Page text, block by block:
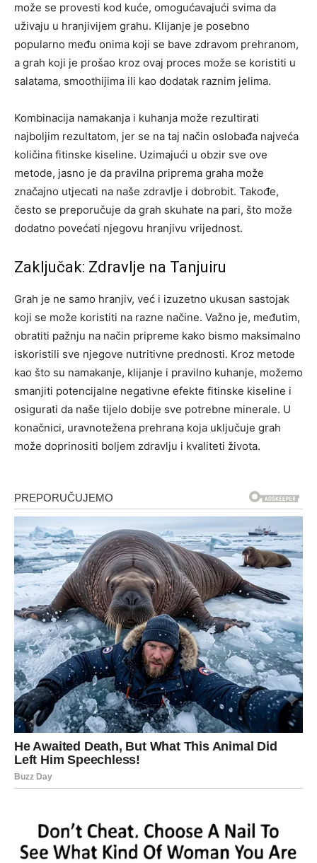
može se provesti kod kuće, omogućavajući svima da
uživaju u hranjivijem grahu. Klijanje je posebno
popularno među onima koji se bave zdravom prehranom,
a grah koji je prošao kroz ovaj proces može se koristiti u
salatama, smoothijima ili kao dodatak raznim jelima.
Kombinacija namakanja i kuhanja može rezultirati
najboljim rezultatom, jer se na taj način oslobađa najveća
količina fitinske kiseline. Uzimajući u obzir sve ove
metode, jasno je da pravilna priprema graha može
značajno utjecati na naše zdravlje i dobrobit. Takođe,
često se preporučuje da grah skuhate na pari, što može
dodatno povećati njegovu hranjivu vrijednost.
Zaključak: Zdravlje na Tanjuiru
Grah je ne samo hranjiv, već i izuzetno ukusan sastojak
koji se može koristiti na razne načine. Važno je, međutim,
obratiti pažnju na način pripreme kako bismo maksimalno
iskoristili sve njegove nutritivne prednosti. Kroz metode
kao što su namakanje, klijanje i pravilno kuhanje, možemo
smanjiti potencijalne negativne efekte fitinske kiseline i
osigurati da naše tijelo dobije sve potrebne minerale. U
konačnici, uravnotežena prehrana koja uključuje grah
može doprinositi boljem zdravlju i kvaliteti života.